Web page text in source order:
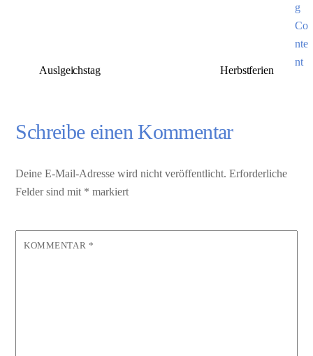
Google Kalender
Auslgeichstag Herbstferien
Schreibe einen Kommentar
Deine E-Mail-Adresse wird nicht veröffentlicht. Erforderliche
Felder sind mit * markiert
KOMMENTAR *